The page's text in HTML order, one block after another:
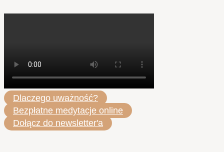
Dlaczego uważność?
Bezpłatne medytacje online
Dołącz do newsletter'a